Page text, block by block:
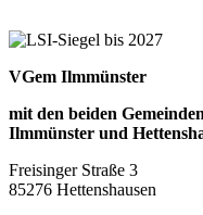
VGem Ilmmünster
mit den beiden Gemeinden
Ilmmünster und
Freisinger Straße 3
85276 Hettenshausen